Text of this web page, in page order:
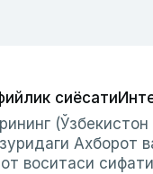
сиёсати
Ахборот
воситаси